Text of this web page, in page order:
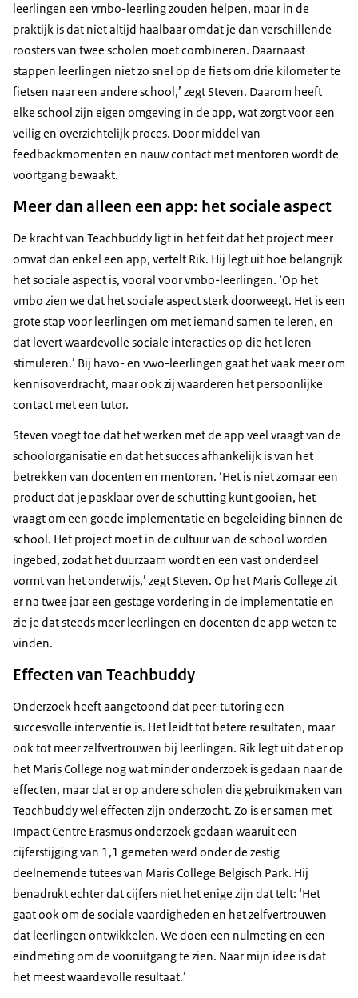
leerlingen een vmbo-leerling zouden helpen, maar in de
praktijk is dat niet altijd haalbaar omdat je dan verschillende
roosters van twee scholen moet combineren. Daarnaast
stappen leerlingen niet zo snel op de fiets om drie kilometer te
fietsen naar een andere school,’ zegt Steven. Daarom heeft
elke school zijn eigen omgeving in de app, wat zorgt voor een
veilig en overzichtelijk proces. Door middel van
feedbackmomenten en nauw contact met mentoren wordt de
voortgang bewaakt.
Meer dan alleen een app: het sociale aspect
De kracht van Teachbuddy ligt in het feit dat het project meer
omvat dan enkel een app, vertelt Rik. Hij legt uit hoe belangrijk
het sociale aspect is, vooral voor vmbo-leerlingen. ‘Op het
vmbo zien we dat het sociale aspect sterk doorweegt. Het is een
grote stap voor leerlingen om met iemand samen te leren, en
dat levert waardevolle sociale interacties op die het leren
stimuleren.’ Bij havo- en vwo-leerlingen gaat het vaak meer om
kennisoverdracht, maar ook zij waarderen het persoonlijke
contact met een tutor.
Steven voegt toe dat het werken met de app veel vraagt van de
schoolorganisatie en dat het succes afhankelijk is van het
betrekken van docenten en mentoren. ‘Het is niet zomaar een
product dat je pasklaar over de schutting kunt gooien, het
vraagt om een goede implementatie en begeleiding binnen de
school. Het project moet in de cultuur van de school worden
ingebed, zodat het duurzaam wordt en een vast onderdeel
vormt van het onderwijs,’ zegt Steven. Op het Maris College zit
er na twee jaar een gestage vordering in de implementatie en
zie je dat steeds meer leerlingen en docenten de app weten te
vinden.
Effecten van Teachbuddy
Onderzoek heeft aangetoond dat peer-tutoring een
succesvolle interventie is. Het leidt tot betere resultaten, maar
ook tot meer zelfvertrouwen bij leerlingen. Rik legt uit dat er op
het Maris College nog wat minder onderzoek is gedaan naar de
effecten, maar dat er op andere scholen die gebruikmaken van
Teachbuddy wel effecten zijn onderzocht. Zo is er samen met
Impact Centre Erasmus onderzoek gedaan waaruit een
cijferstijging van 1,1 gemeten werd onder de zestig
deelnemende tutees van Maris College Belgisch Park. Hij
benadrukt echter dat cijfers niet het enige zijn dat telt: ‘Het
gaat ook om de sociale vaardigheden en het zelfvertrouwen
dat leerlingen ontwikkelen. We doen een nulmeting en een
eindmeting om de vooruitgang te zien. Naar mijn idee is dat
het meest waardevolle resultaat.’